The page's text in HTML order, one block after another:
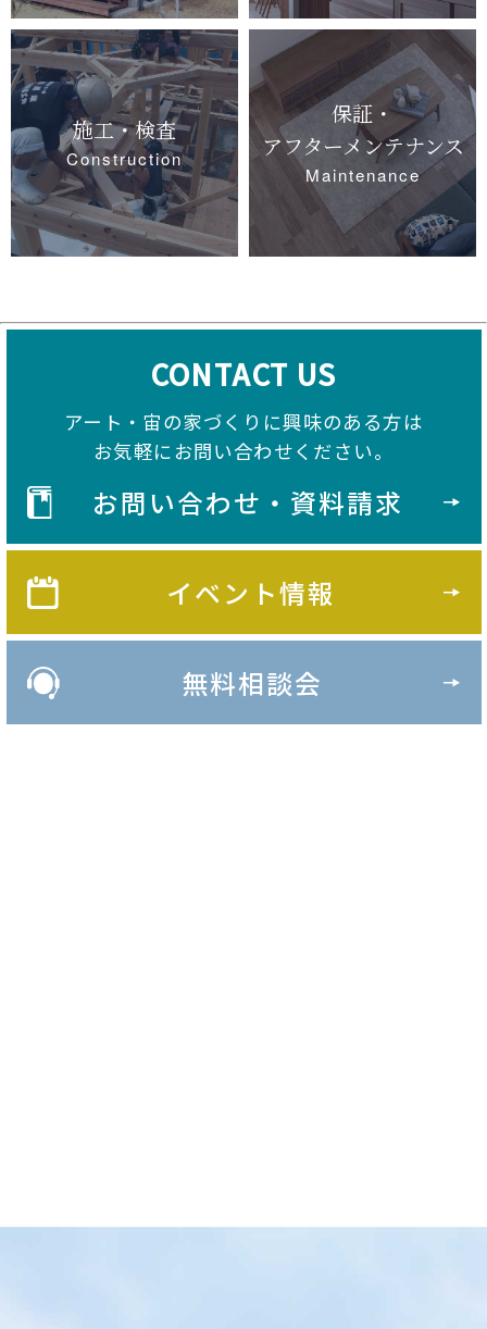
施工・検査
Construction
保証・
アフターメンテナンス
Maintenance
CONTACT US
アート・宙の家づくりに興味のある方は
お気軽にお問い合わせください。
お問い合わせ・資料請求
イベント情報
無料相談会